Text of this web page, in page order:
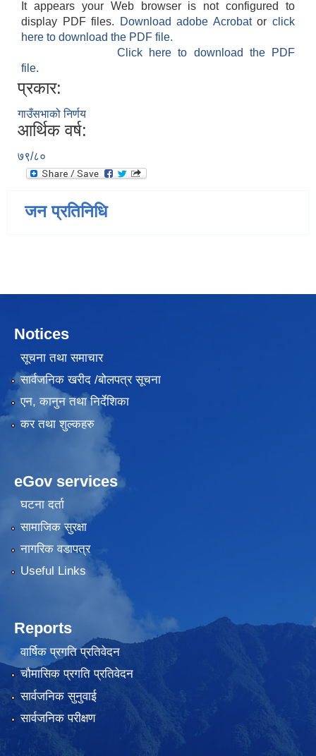
It appears your Web browser is not configured to
display PDF files.
Download adobe Acrobatorclick
here to download the PDF file.
Click here to download the PDF
file.
प्रकार:
गाउँसभाको निर्णय
आर्थिक वर्ष:
७९/८०
जन प्रतिनिधि
Notices
सूचना तथा समाचार
सार्वजनिक खरीद /बोलपत्र सूचना
एन, कानुन तथा निर्देशिका
कर तथा शुल्कहरु
eGov services
घटना दर्ता
सामाजिक सुरक्षा
नागरिक वडापत्र
Useful Links
Reports
वार्षिक प्रगति प्रतिवेदन
चौमासिक प्रगति प्रतिवेदन
सार्वजनिक सुनुवाई
सार्वजनिक परीक्षण